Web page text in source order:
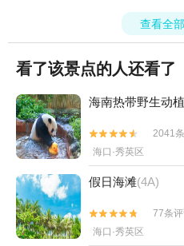
查看全
看了该景点的人还看了
海南热带野生动


2041
海口·秀英区
假日海滩(4A)


77条
海口·秀英区